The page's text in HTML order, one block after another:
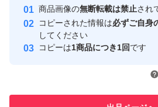
安心取引出品者
心・安
取引実績
引を
商品画像の無断転載は禁止され
コピーされた情報は必ずご自身
してください
コピーは1商品につき1回です